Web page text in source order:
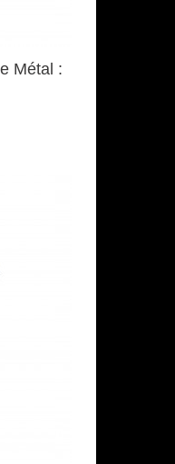
Métal :